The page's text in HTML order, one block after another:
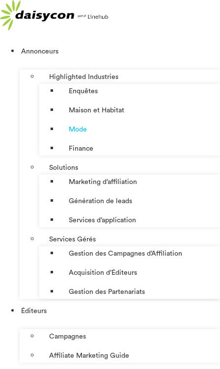
Aller
au
contenu
Annonceurs
Highlighted Industries
Enquêtes
Maison et Habitat
Mode
Finance
Solutions
Marketing d’affiliation
Génération de leads
Services d’application
Services Gérés
Gestion des Campagnes d’Affiliation​
Acquisition d’Éditeurs
Gestion des Partenariats
Éditeurs
Campagnes
Affiliate Marketing Guide